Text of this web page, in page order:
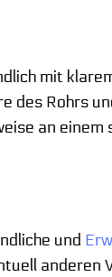
mit
des Rohrs
an einem
und
anderen